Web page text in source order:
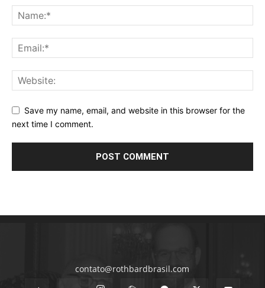
Save my name, email, and website in this browser for the
next time I comment.
contato@rothbardbrasil.com